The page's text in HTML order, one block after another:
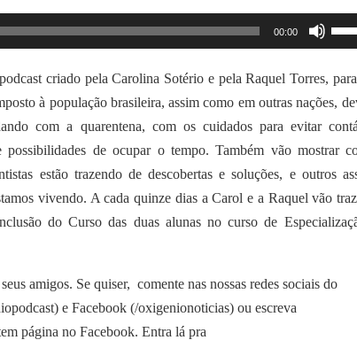
00:00
Use
as
para
cima
baixo
criado pela Carolina Sotério e pela Raquel Torres,
à população brasileira, assim como em outras nações,
com a quarentena, com os cuidados para evitar
de ocupar o tempo. Também vão mostrar
estão trazendo de descobertas e soluções, e outros
vivendo. A cada quinze dias a Carol e a Raquel vão
do Curso das duas alunas no curso de
amigos. Se quiser, comente nas nossas redes sociais do
e Facebook (/oxigenionoticias) ou escreva
página no Facebook. Entra lá pra